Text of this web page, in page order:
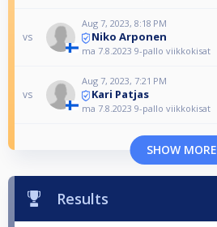
vs
Aug 7, 2023, 8:18 PM
Niko Arponen
ma 7.8.2023 9-pallo viikkokisat
vs
Aug 7, 2023, 7:21 PM
Kari Patjas
ma 7.8.2023 9-pallo viikkokisat
SHOW MORE
Results